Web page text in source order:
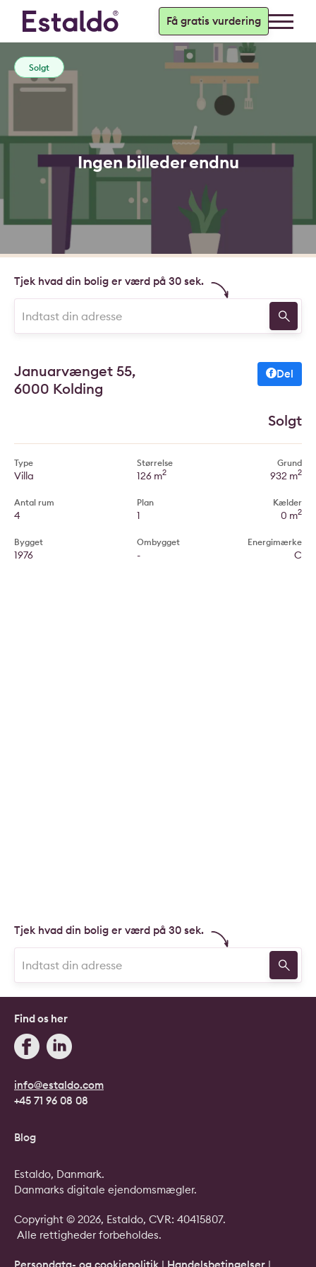
Få gratis vurdering
Ingen billeder endnu
Solgt
Tjek hvad din bolig er værd på 30 sek.
Januarvænget 55,
6000 Kolding
Del
Solgt
Type
Villa
Antal rum
4
Bygget
1976
Størrelse
126 m2
Plan
1
Ombygget
-
Grund
932 m2
Kælder
0 m2
Energimærke
C
Tjek hvad din bolig er værd på 30 sek.
info@estaldo.com
+45 71 96 08 08
Find os her
Blog
Copyright © 2026, Estaldo, CVR: 40415807.
Alle rettigheder forbeholdes.
Persondata- og cookiepolitik | Handelsbetingelser |
Estaldo, Danmark.
Danmarks digitale ejendomsmægler.